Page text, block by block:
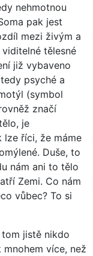
nehmotnou
pak jest
mezi živým a
tělesné
již vybaveno
psyché a
(symbol
značí
je
lze říci, že máme
Duše, to
nám ani to tělo
Zemi. Co nám
vůbec? To si
jistě nikdo
více, než